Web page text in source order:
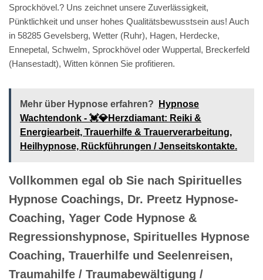
Sprockhövel.? Uns zeichnet unsere Zuverlässigkeit,
Pünktlichkeit und unser hohes Qualitätsbewusstsein aus! Auch
in 58285 Gevelsberg, Wetter (Ruhr), Hagen, Herdecke,
Ennepetal, Schwelm, Sprockhövel oder Wuppertal, Breckerfeld
(Hansestadt), Witten können Sie profitieren.
Mehr über Hypnose erfahren?
Hypnose
Wachtendonk - 💓️💎Herzdiamant: Reiki &
Energiearbeit, Trauerhilfe & Trauerverarbeitung,
Heilhypnose, Rückführungen / Jenseitskontakte.
Vollkommen egal ob Sie nach Spirituelles
Hypnose Coachings, Dr. Preetz Hypnose-
Coaching, Yager Code Hypnose &
Regressionshypnose, Spirituelles Hypnose
Coaching, Trauerhilfe und Seelenreisen,
Traumahilfe / Traumabewältigung /